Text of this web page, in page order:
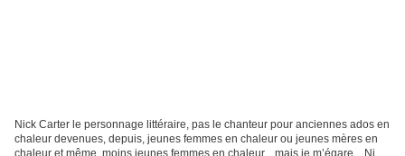
Nick Carter le personnage littéraire, pas le chanteur pour anciennes ados en
chaleur devenues, depuis, jeunes femmes en chaleur ou jeunes mères en
chaleur et même, moins jeunes femmes en chaleur... mais je m’égare... Nick